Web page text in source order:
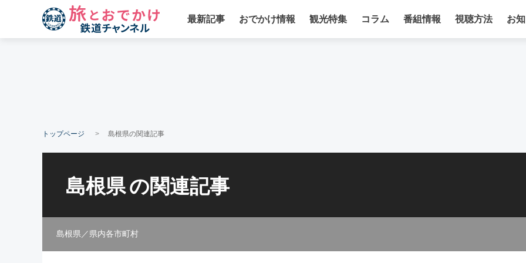
最新記事 おでかけ情報 観光特集 コラム 番組情報 視聴方法 お
トップページ 島根県の関連記事
島根県の関連記事
島根県／県内各市町村